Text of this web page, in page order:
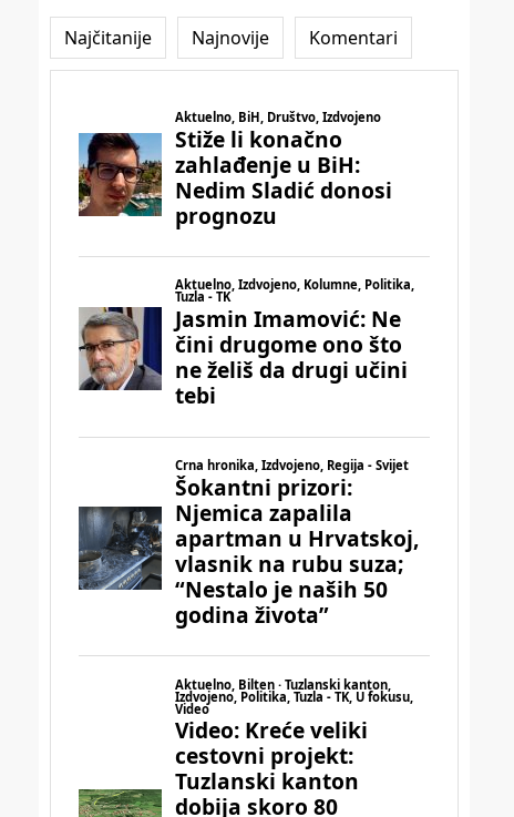
Najčitanije Najnovije Komentari